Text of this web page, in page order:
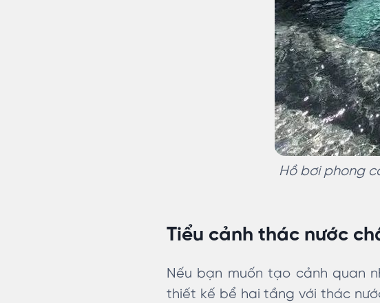
Hồ bơi phong
Tiểu cảnh thác nước
Nếu bạn muốn tạo cảnh quan
thiết kế bể hai tầng với thác